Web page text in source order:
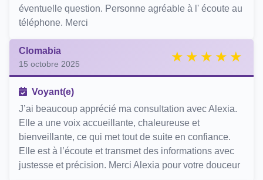
éventuelle question. Personne agréable à l' écoute au
téléphone. Merci
Clomabia
15 octobre 2025
Voyant(e)
J’ai beaucoup apprécié ma consultation avec Alexia.
Elle a une voix accueillante, chaleureuse et
bienveillante, ce qui met tout de suite en confiance.
Elle est à l’écoute et transmet des informations avec
justesse et précision. Merci Alexia pour votre douceur